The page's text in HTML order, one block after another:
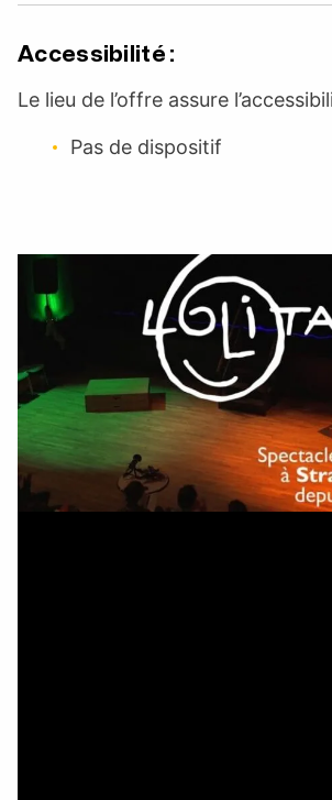
Accessibilité :
Le lieu de l’offre assure
Pas de dispositif